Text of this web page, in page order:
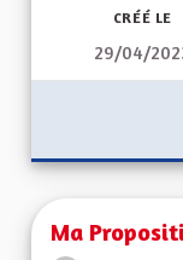
CRÉÉ LE
29/04/
Ma